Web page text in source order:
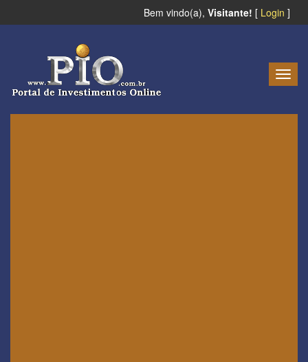
Bem vindo(a), Visitante! [ Login ]